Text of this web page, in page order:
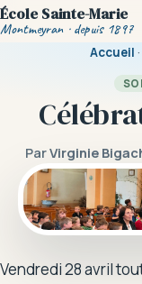
École Sainte-Marie
Montmeyran · depuis 1897
Notre école
Vie scolaire
Accueil ·
ParVirginie
Vendredi 28 avril